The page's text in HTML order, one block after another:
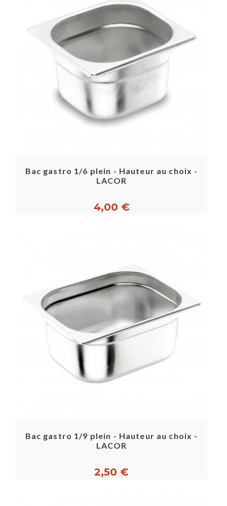
Bac gastro 1/6 plein - Hauteur au choix -
LACOR
4,00 €
Bac gastro 1/9 plein - Hauteur au choix -
LACOR
2,50 €